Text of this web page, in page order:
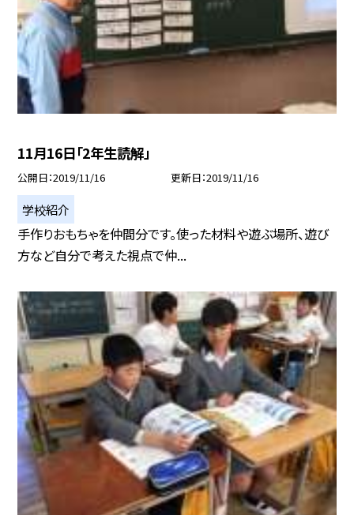
11月16日「2年生読解」
公開日 2019/11/16 更新日 2019/11/16
学校紹介
手作りおもちゃを仲間分です。使った材料や遊ぶ場所、遊び
方など自分で考えた視点で仲...